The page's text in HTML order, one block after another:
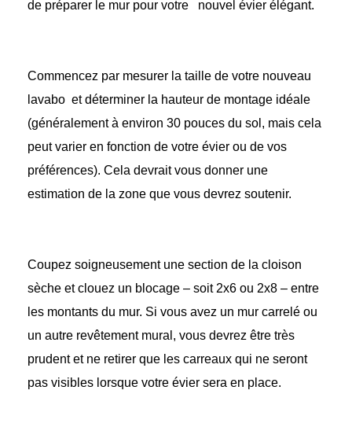
de préparer le mur pour votre
nouvel évier élégant.
Commencez par mesurer la taille de votre nouveau
lavabo et déterminer la hauteur de montage idéale
(généralement à environ 30 pouces du sol, mais cela
peut varier en fonction de votre évier ou de vos
préférences). Cela devrait vous donner une
estimation de la zone que vous devrez soutenir.
Coupez soigneusement une section de la cloison
sèche et clouez un blocage – soit 2x6 ou 2x8 – entre
les montants du mur. Si vous avez un mur carrelé ou
un autre revêtement mural, vous devrez être très
prudent et ne retirer que les carreaux qui ne seront
pas visibles lorsque votre évier sera en place.